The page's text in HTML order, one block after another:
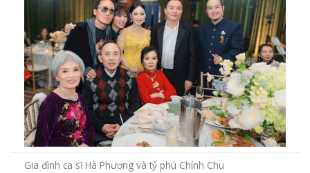
Gia đình ca sĩ Hà Phương và tỷ phú Chính Chu